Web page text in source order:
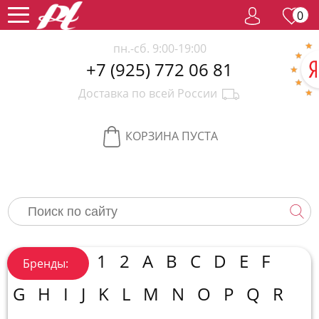
0
пн.-сб. 9:00-19:00
+7 (925) 772 06 81
Доставка по всей России
КОРЗИНА ПУСТА
Бренды: 1 2 A B C D E
F
G
H I J K L M N O P Q
R
Женский
парфюм
Мужской
парфюм
Селективный
косметика
Новинки
Хиты
продаж
Спецпредложение